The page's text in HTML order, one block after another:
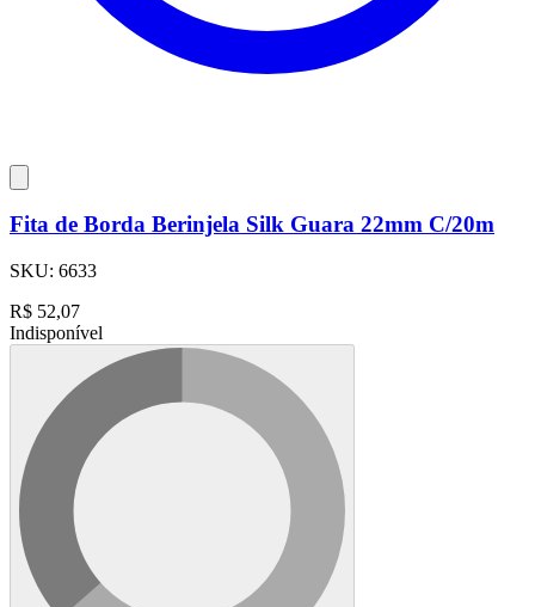
Fita de Borda Berinjela Silk Guara 22mm C/20m
SKU: 6633
R$ 52,07
Indisponível